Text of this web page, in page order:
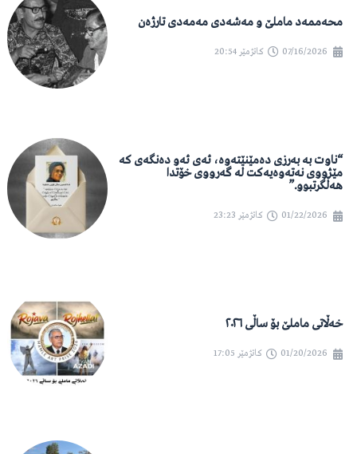
محەممەد ماملێ و مەشەدی مەمەدی تارژەن
07/16/2026 کاتژمێر 20:54
“ناوت بە بەرزی دەمێنێتەوە، ئەی ئەو دەنگەی کە
مێژووی نەتەوەیەکت لە گەرووی خۆتدا
هەڵگرتبوو.”
01/22/2026 کاتژمێر 23:23
خەڵاتی ماملێ بۆ ساڵی ٢٠٢٦
01/20/2026 کاتژمێر 17:05